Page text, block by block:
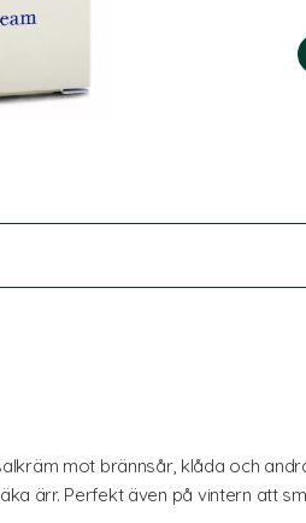
mot brännsår, klåda och
ärr. Perfekt även på vintern att